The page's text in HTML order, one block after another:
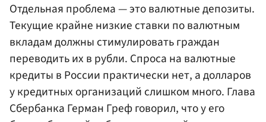
Отдельная проблема — это валютные депозиты.
Текущие крайне низкие ставки по валютным
вкладам должны стимулировать граждан
переводить их в рубли. Спроса на валютные
кредиты в России практически нет, а долларов
у кредитных организаций слишком много. Глава
Сбербанка Герман Грефговорил, что у его